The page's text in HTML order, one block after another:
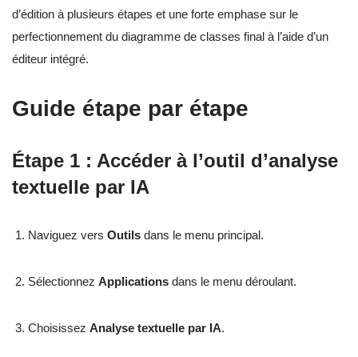
d’édition à plusieurs étapes et une forte emphase sur le
perfectionnement du diagramme de classes final à l’aide d’un
éditeur intégré.
Guide étape par étape
Étape 1 : Accéder à l’outil d’analyse
textuelle par IA
Naviguez vers Outils dans le menu principal.
Sélectionnez Applications dans le menu déroulant.
Choisissez Analyse textuelle par IA.